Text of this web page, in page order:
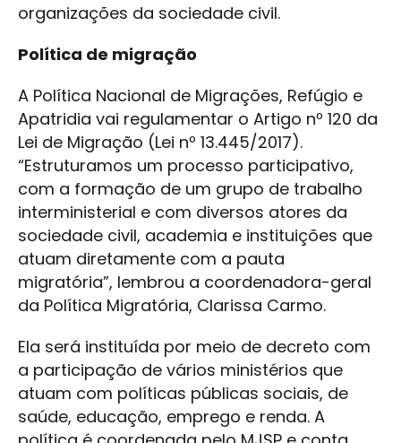
organizações da sociedade civil.
Política de migração
A Política Nacional de Migrações, Refúgio e
Apatridia vai regulamentar o Artigo nº 120 da
Lei de Migração (Lei nº 13.445/2017).
“Estruturamos um processo participativo,
com a formação de um grupo de trabalho
interministerial e com diversos atores da
sociedade civil, academia e instituições que
atuam diretamente com a pauta
migratória”, lembrou a coordenadora-geral
da Política Migratória, Clarissa Carmo.
Ela será instituída por meio de decreto com
a participação de vários ministérios que
atuam com políticas públicas sociais, de
saúde, educação, emprego e renda. A